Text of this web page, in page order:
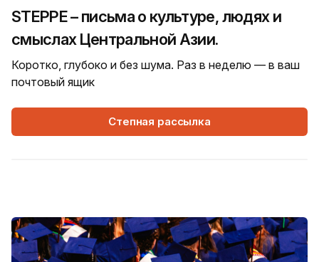
STEPPE – письма о культуре, людях и
смыслах Центральной Азии.
Коротко, глубоко и без шума. Раз в неделю — в ваш
почтовый ящик
Степная рассылка